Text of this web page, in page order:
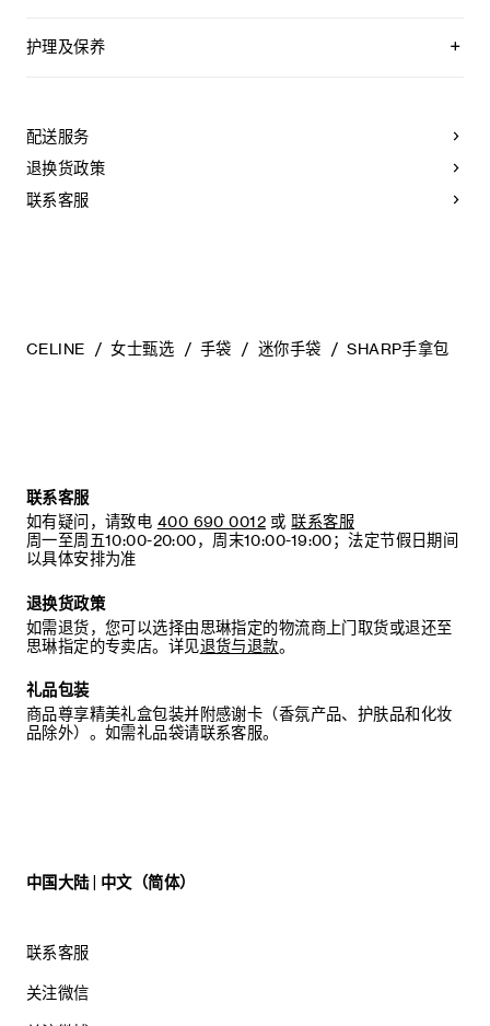
护理及保养
建议您：
- 防止潮湿；避免接触液体、护手霜、洗手液、化妆品及香水。
如果您的手袋不慎接触到水或上述物质，请用干燥且不带绒毛
配送服务
退换货政策
联系客服
CELINE 女士甄选 手袋 迷你手袋 SHARP手拿包
联系客服
如有疑问，请致电 400 690 0012 或 联系客服
周一至周五10:00-20:00，周末10:00-19:00；法定节假日期间
以具体安排为准
退换货政策
如需退货，您可以选择由思琳指定的物流商上门取货或退还至
思琳指定的专卖店。详见退货与退款。
礼品包装
商品尊享精美礼盒包装并附感谢卡（香氛产品、护肤品和化妆
品除外）。如需礼品袋请联系客服。
中国大陆 | 中文（简体）
联系客服
关注微信